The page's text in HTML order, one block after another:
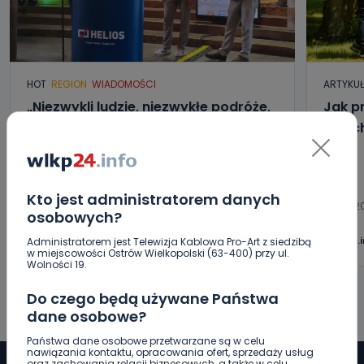
Kto jest administratorem danych
osobowych?
Administratorem jest Telewizja Kablowa Pro-Art z siedzibą
w miejscowości Ostrów Wielkopolski (63-400) przy ul.
Wolności 19.
Do czego będą używane Państwa
dane osobowe?
Państwa dane osobowe przetwarzane są w celu
nawiązania kontaktu, opracowania ofert, sprzedaży usług
HOT REGION WIADOMOŚCI
„Niezwykli ludzie, niezwykłe podróże,
Antonińska – dzień pierwszy [FOTO]
Aleksandra Barczak
Jak